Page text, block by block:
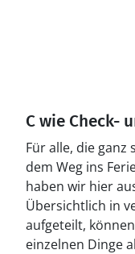
C wie Check-
Für alle, die ganz
dem Weg ins
haben wir hier
Übersichtlich in
aufgeteilt,
einzelnen Dinge